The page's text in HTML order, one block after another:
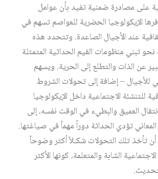
على مصادرة ضمنية تفيد بأن عوامل
الإيكولوجيا الحضرية للعواصم تسهم في
عند الأجيال الصاعدة. وتتحدد هذه
نحو تبني منظومات القيم الحداثية المتمثلة
عن الذات والتطلع إلى الحرية. ويسهم
للأجيال – إضافة إلى تحولات الشروط
للتنشئة الاجتماعية داخل الإيكولوجيا
العميق والبطيء في الوقت نفسه، إلى
تؤدي الحداثة دوراً مهماً في صياغتها.
أن تأخذ تلك التحولات شكـلاً أكثر وضوحاً
الشابة والمتعلمة، كونها الأكثر